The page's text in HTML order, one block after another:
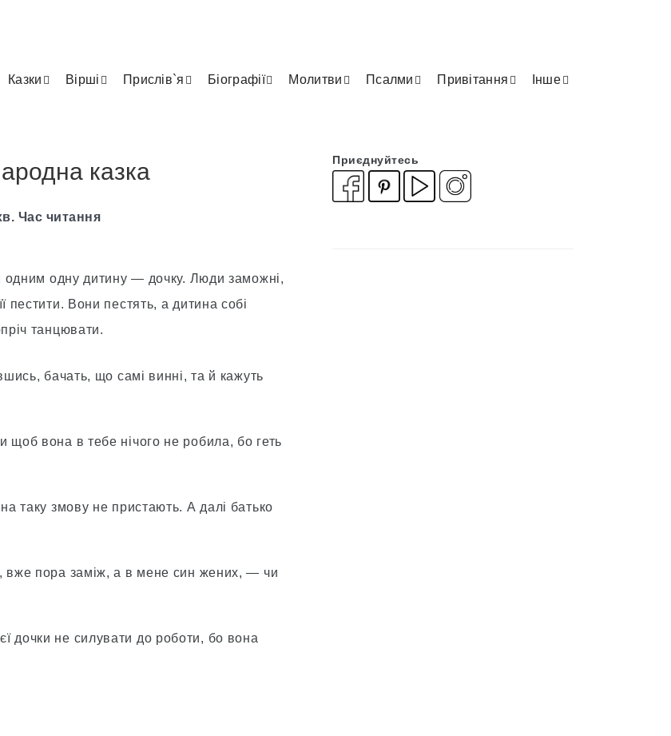
Казки Вірші Прислів`я Біографії Молитви Псалми Привітання Інше
казка
Час читання
одним одну дитину — дочку. Люди заможні,
пестити. Вони пестять, а дитина собі
танцювати.
бачать, що самі винні, та й кажуть
вона в тебе нічого не робила, бо геть
таку змову не пристають. А далі батько
пора заміж, а в мене син жених, — чи
не силувати до роботи, бо вона
Приєднуйтесь